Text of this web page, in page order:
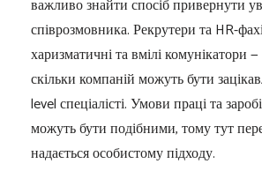
важливо знайти спосіб привернути
співрозмовника. Рекрутери та HR-
харизматичні та вмілі комунікатори —
скільки компаній можуть бути
level спеціалісті. Умови праці та
можуть бути подібними, тому тут
надається особистому підходу.